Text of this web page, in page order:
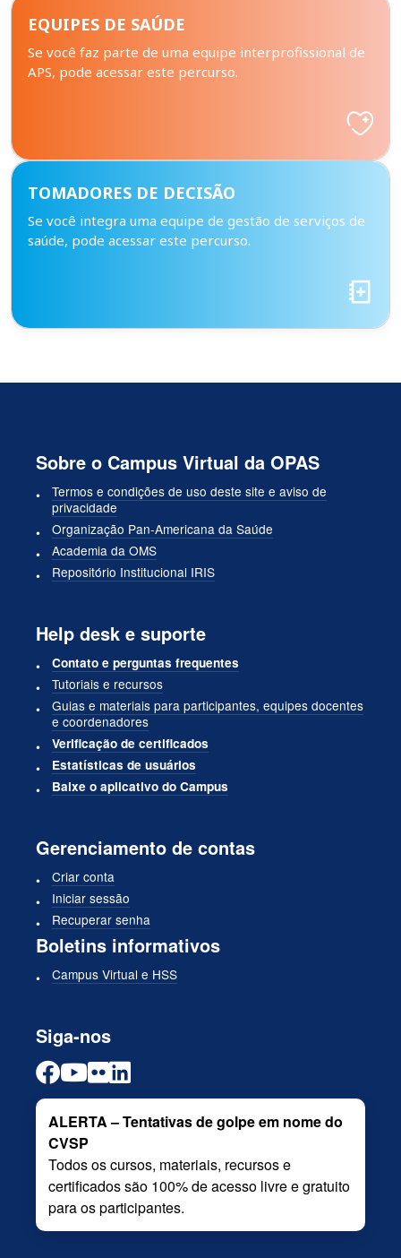
EQUIPES DE SAÚDE
Se você faz parte de uma equipe interprofissional de
APS, pode acessar este percurso.
TOMADORES DE DECISÃO
Se você integra uma equipe de gestão de serviços de
saúde, pode acessar este percurso.
Sobre o Campus Virtual da OPAS
Termos e condições de uso deste site e aviso de
privacidade
Organização Pan-Americana da Saúde
Academia da OMS
Repositório Institucional IRIS
Help desk e suporte
Contato e perguntas frequentes
Tutoriais e recursos
Guias e materiais para participantes, equipes docentes
e coordenadores
Verificação de certificados
Estatísticas de usuários
Baixe o aplicativo do Campus
Gerenciamento de contas
Criar conta
Iniciar sessão
Recuperar senha
Boletins informativos
Campus Virtual e HSS
Siga-nos
ALERTA – Tentativas de golpe em nome do
CVSP
Todos os cursos, materiais, recursos e
certificados são 100% de acesso livre e gratuito
para os participantes.